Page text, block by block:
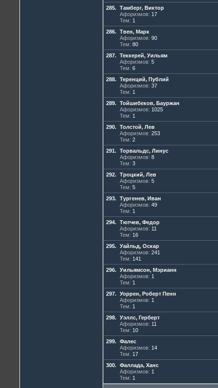
285. Тамберг, Виктор
Афоризмов: 17
Тем: 1
286. Твен, Марк
Афоризмов: 90
Тем: 80
287. Теккерей, Уильям
Афоризмов: 5
Тем: 6
288. Теренций, Публий
Афоризмов: 37
Тем: 1
289. Тойшибеков, Бауржан
Афоризмов: 1025
Тем: 1
290. Толстой, Лев
Афоризмов: 253
Тем: 2
291. Торвальдс, Линус
Афоризмов: 8
Тем: 3
292. Троцкий, Лев
Афоризмов: 5
Тем: 5
293. Тургенев, Иван
Афоризмов: 49
Тем: 1
294. Тютчев, Федор
Афоризмов: 11
Тем: 16
295. Уайльд, Оскар
Афоризмов: 241
Тем: 141
296. Уильямсон, Мэрианн
Афоризмов: 1
Тем: 1
297. Уоррен, Роберт Пенн
Афоризмов: 1
Тем: 1
298. Уэллс, Герберт
Афоризмов: 11
Тем: 10
299. Фалес
Афоризмов: 14
Тем: 17
300. Фаллада, Ханс
Афоризмов: 1
Тем: 1